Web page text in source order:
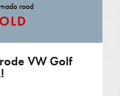
rood
VW Golf